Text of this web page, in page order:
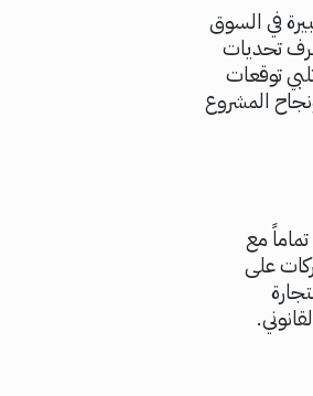
في السوق
تحديات
توقعات
المشروع
مع
على